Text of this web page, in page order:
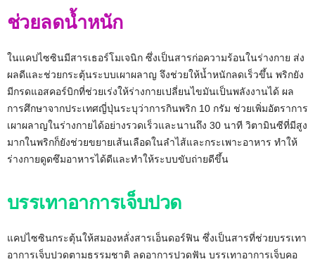
ช่วยลดน้ำหนัก
ในแคปไซซินมีสารเธอร์โมเจนิก ซึ่งเป็นสารก่อความร้อนในร่างกาย ส่ง
ผลดีและช่วยกระตุ้นระบบเผาผลาญ จึงช่วยให้น้ำหนักลดเร็วขึ้น พริกยัง
มีกรดแอสคอร์บิกที่ช่วยเร่งให้ร่างกายเปลี่ยนไขมันเป็นพลังงานได้ ผล
การศึกษาจากประเทศญี่ปุ่นระบุว่าการกินพริก 10 กรัม ช่วยเพิ่มอัตราการ
เผาผลาญในร่างกายได้อย่างรวดเร็วและนานถึง 30 นาที วิตามินซีที่มีสูง
มากในพริกก็ยังช่วยขยายเส้นเลือดในลำไส้และกระเพาะอาหาร ทำให้
ร่างกายดูดซึมอาหารได้ดีและทำให้ระบบขับถ่ายดีขึ้น
บรรเทาอาการเจ็บปวด
แคปไซซินกระตุ้นให้สมองหลั่งสารเอ็นดอร์ฟิน ซึ่งเป็นสารที่ช่วยบรรเทา
อาการเจ็บปวดตามธรรมชาติ ลดอาการปวดฟัน บรรเทาอาการเจ็บคอ